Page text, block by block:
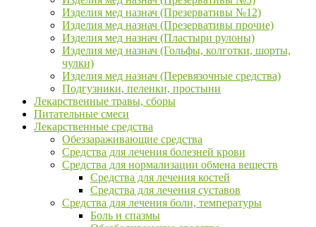
Изделия мед назнач (Презервативы №12)
Изделия мед назнач (Презервативы прочие)
Изделия мед назнач (Пластыри рулоны)
Изделия мед назнач (Гольфы, колготки, шорты,
чулки)
Изделия мед назнач (Перевязочные средства)
Подгузники, пеленки, простыни
Лекарственные травы, сборы
Питательные смеси
Лекарственные средства
Обеззараживающие средства
Средства для лечения болезней крови
Средства для нормализации обмена веществ
Средства для лечения костей
Средства для лечения суставов
Средства для лечения боли, температуры
Боль и спазмы